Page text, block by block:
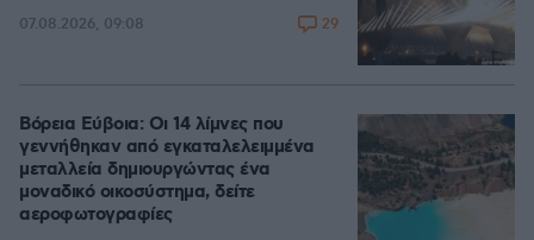
07.08.2026, 09:08 29
Βόρεια Εύβοια: Οι 14 λίμνες που
γεννήθηκαν από εγκαταλελειμμένα
μεταλλεία δημιουργώντας ένα
μοναδικό οικοσύστημα, δείτε
αεροφωτογραφίες